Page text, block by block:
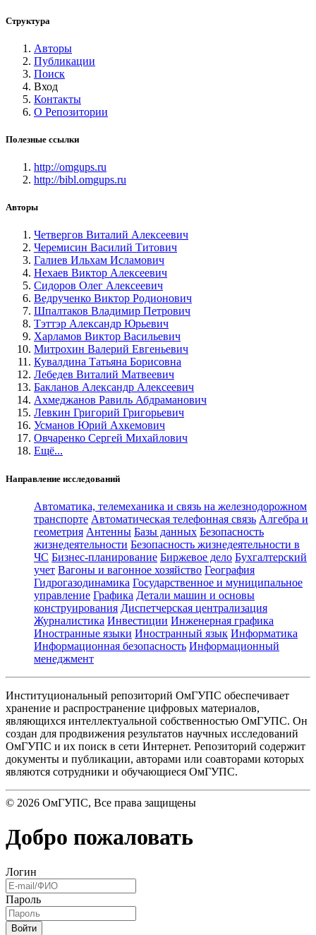
Структура
Авторы
Публикации
Поиск
Вход
Контакты
О Репозитории
Полезные ссылки
http://omgups.ru
http://bibl.omgups.ru
Авторы
Четвергов Виталий Алексеевич
Черемисин Василий Титович
Галиев Ильхам Исламович
Нехаев Виктор Алексеевич
Сидоров Олег Алексеевич
Ведрученко Виктор Родионович
Шпалтаков Владимир Петрович
Тэттэр Александр Юрьевич
Харламов Виктор Васильевич
Митрохин Валерий Евгеньевич
Кувалдина Татьяна Борисовна
Лебедев Виталий Матвеевич
Бакланов Александр Алексеевич
Ахмеджанов Равиль Абдраманович
Левкин Григорий Григорьевич
Усманов Юрий Ахкемович
Овчаренко Сергей Михайлович
Ещё...
Направление исследований
Автоматика, телемеханика и связь на железнодорожном
транспорте Автоматическая телефонная связь Алгебра и
геометрия Антенны Базы данных Безопасность
жизнедеятельности Безопасность жизнедеятельности в
ЧС Бизнес-планирование Биржевое дело Бухгалтерский
учет Вагоны и вагонное хозяйство География
Гидрогазодинамика Государственное и муниципальное
управление Графика Детали машин и основы
конструирования Диспетчерская централизация
Журналистика Инвестиции Инженерная графика
Иностранные языки Иностранный язык Информатика
Информационная безопасность Информационный
менеджмент
Институциональный репозиторий ОмГУПС обеспечивает
хранение и распространение цифровых материалов,
являющихся интеллектуальной собственностью ОмГУПС. Он
создан для продвижения результатов научных исследований
ОмГУПС и их поиск в сети Интернет. Репозиторий содержит
документы и публикации, авторами или соавторами которых
являются сотрудники и обучающиеся ОмГУПС.
© 2026 ОмГУПС, Все права защищены
Добро пожаловать
Логин
Пароль